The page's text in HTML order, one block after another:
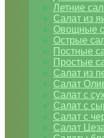
Летние
Салат из
Овощные
Острые
Постные
Простые
Салат из
Салат
Салат с
Салат с
Салат с
Салат